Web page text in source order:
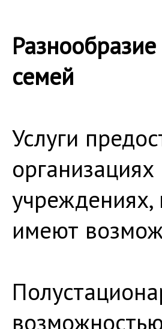
семей
Услуги
имеют